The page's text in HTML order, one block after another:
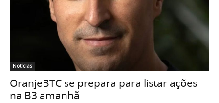
Notícias
OranjeBTC se prepara para listar ações
na B3 amanhã